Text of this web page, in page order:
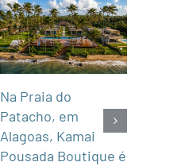
Na Praia do
Patacho, em
Alagoas, Kamai
Pousada Boutique é